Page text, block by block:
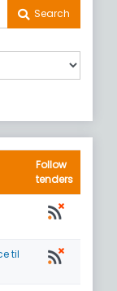
Search
Follow
tenders
til